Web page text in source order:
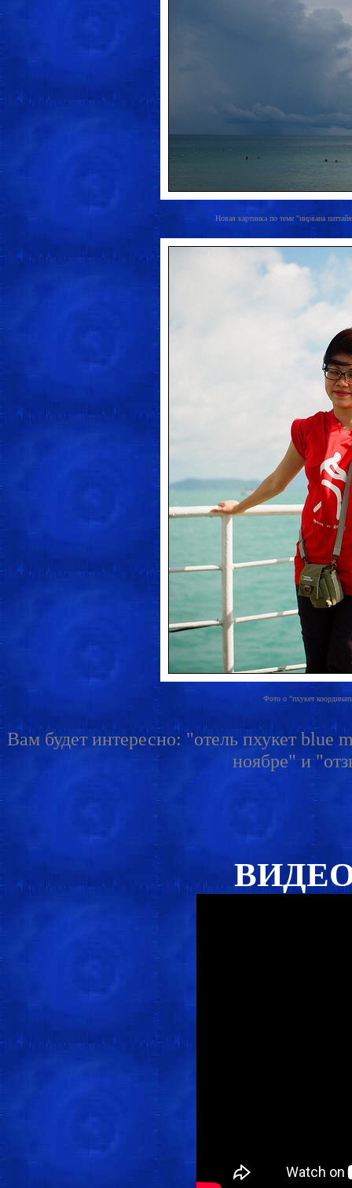
Новая картинка по теме "нирвана
Фото о "пхукет
Вам будет интересно: "отель пхукет blue
ноябре" и